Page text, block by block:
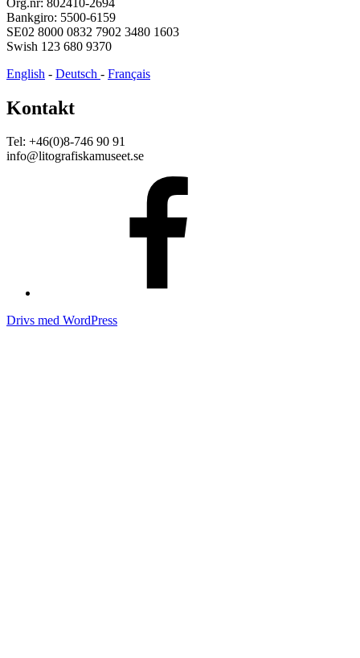
Bankgiro: 5500-6159
SE02 8000 0832 7902 3480 1603
Swish 123 680 9370
English - Deutsch - Français
Kontakt
Tel: +46(0)8-746 90 91
info@litografiskamuseet.se
Drivs med WordPress